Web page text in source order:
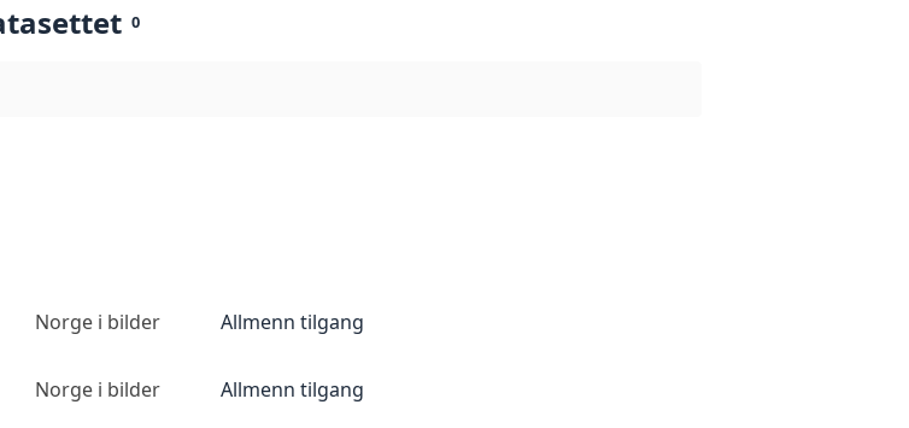
0
Norge i bilder Allmenn tilgang
Norge i bilder Allmenn tilgang